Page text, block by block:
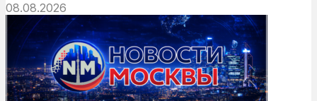
08.08.2026